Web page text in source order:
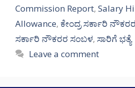
Commission Report, Salary
Allowance, ಕೇಂದ್ರ ಸರ್ಕಾರಿ
ಸರ್ಕಾರಿ ನೌಕರರ ಸಂಬಳ, ಸಾರಿಗೆ ಭತ್ಯೆ
Leave a comment